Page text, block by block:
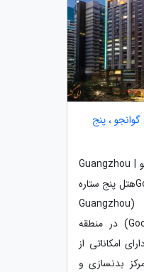
، پنج
هتل گود اینترنشنال گوانجو | Guangzhou
Good International Hotelهتل پنج ستاره
گود اینترنشنال گوانجو (Guangzhou
Good International Hotel) در منطقه
امکاناتی از
بدنسازی و